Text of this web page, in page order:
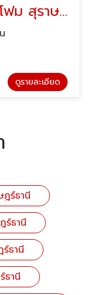
โรงงานหลังคาเหล็กพียูโฟม สุราษฎร์ธานี
ดูรายละเอียด
ฎร์ธานี
ร์ธานี
ธานี
ธานี